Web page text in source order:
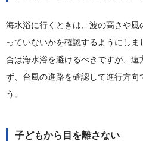
海水浴に行くときは、波の高さや
っていないかを確認するようにし
合は海水浴を避けるべきですが、
ず、台風の進路を確認して進行方向
う。
子どもから目を離さない